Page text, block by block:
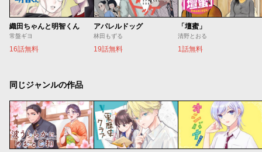
織田ちゃんと明智くん
常盤ギヨ
16話無料
アパレルドッグ
林田もずる
19話無料
「壇蜜」
清野とおる
1話無料
同じジャンルの作品